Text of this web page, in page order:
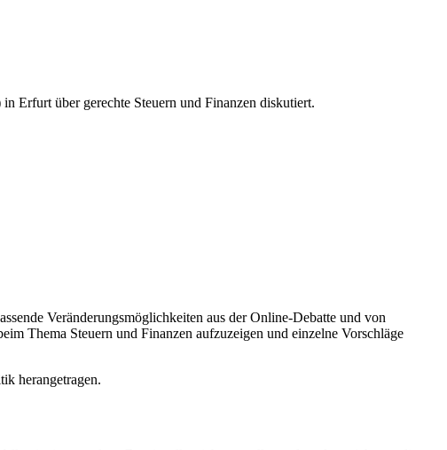
Erfurt über gerechte Steuern und Finanzen diskutiert.
Veränderungsmöglichkeiten aus der Online-Debatte und von
Thema Steuern und Finanzen aufzuzeigen und einzelne Vorschläge
herangetragen.